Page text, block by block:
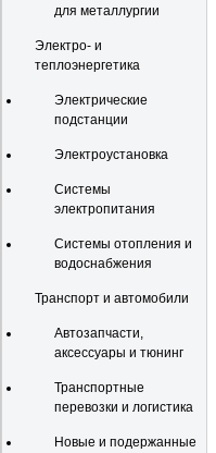
для металлургии
Электро- и
теплоэнергетика
Электрические
подстанции
Электроустановка
Системы
электропитания
Системы отопления и
водоснабжения
Транспорт и автомобили
Автозапчасти,
аксессуары и тюнинг
Транспортные
перевозки и логистика
Новые и подержанные